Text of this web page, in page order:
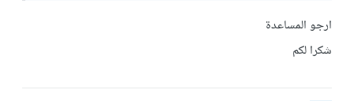
ارجو المساعدة
شكرا لكم